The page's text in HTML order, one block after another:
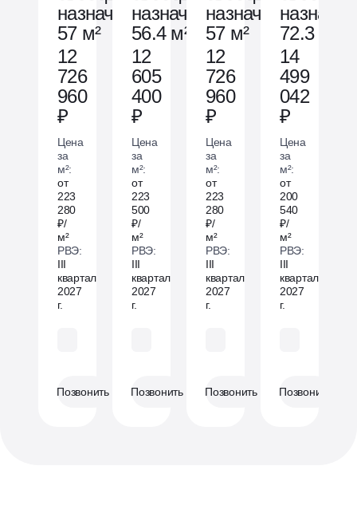
назначения
57 м²
12
726
960
₽
Цена
за
м²:
от
223
280
₽/
м²
РВЭ:
III
квартал
2027
г.
Позвонить
назначения
56.4 м²
12
605
400
₽
Цена
за
м²:
от
223
500
₽/
м²
РВЭ:
III
квартал
2027
г.
Позвонить
назначения
57 м²
12
726
960
₽
Цена
за
м²:
от
223
280
₽/
м²
РВЭ:
III
квартал
2027
г.
Позвонить
72.3 м²
14
499
042
₽
Цена
за
м²:
от
200
540
₽/
м²
РВЭ:
III
квартал
2027
г.
Позвонить